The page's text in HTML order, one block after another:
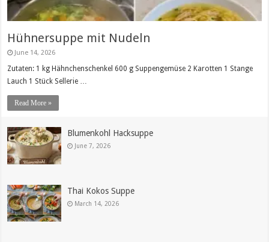
Hühnersuppe mit Nudeln
June 14, 2026
Zutaten: 1 kg Hähnchenschenkel 600 g Suppengemüse 2 Karotten 1 Stange
Lauch 1 Stück Sellerie …
Read More »
Blumenkohl Hacksuppe
June 7, 2026
Thai Kokos Suppe
March 14, 2026